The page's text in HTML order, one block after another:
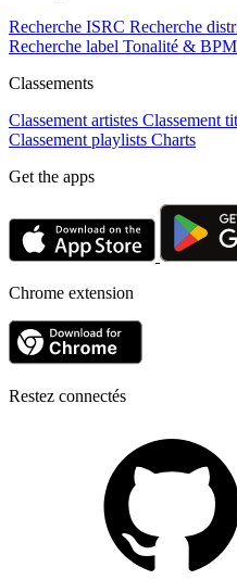
Recherche ISRC Recherche
Recherche label Tonalité & BPM
Classements
Classement artistes Classement
Classement playlists Charts
Get the apps
Chrome extension
Restez connectés